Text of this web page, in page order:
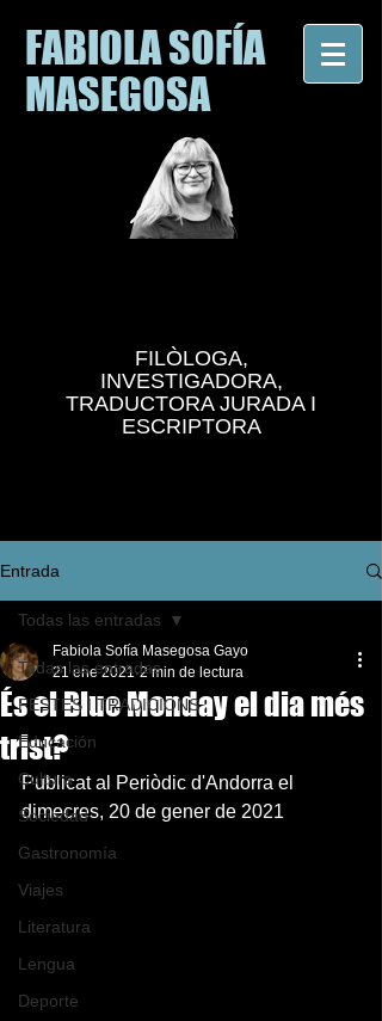
FABIOLA SOFÍA
MASEGOSA
FILÒLOGA,
INVESTIGADORA,
TRADUCTORA JURADA I
ESCRIPTORA
Entrada
Todas las entradas
FESTES I TRADICIONS
Educación
Cultura
Sociedad
Gastronomía
Viajes
Literatura
Lengua
Deporte
Todas las entradas
És el Blue Monday el dia més
trist?
Fabiola Sofía Masegosa Gayo
21 ene 2021 2 min de lectura
Publicat al Periòdic d'Andorra el
dimecres, 20 de gener de 2021